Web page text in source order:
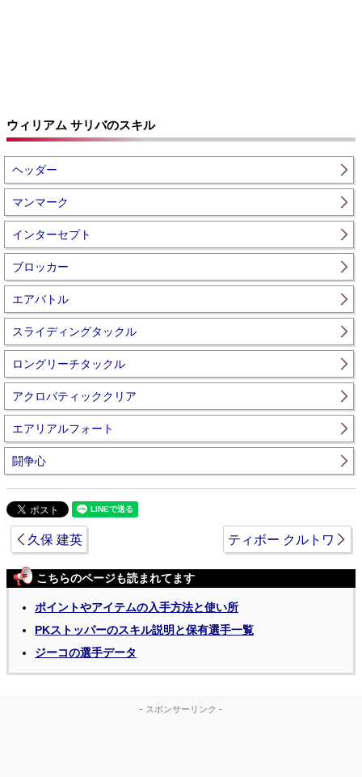
ウィリアム サリバのスキル
ヘッダー
マンマーク
インターセプト
ブロッカー
エアバトル
スライディングタックル
ロングリーチタックル
アクロバティッククリア
エアリアルフォート
闘争心
久保 建英 ティボー クルトワ
こちらのページも読まれてます
ポイントやアイテムの入手方法と使い所
PKストッパーのスキル説明と保有選手一覧
ジーコの選手データ
- スポンサーリンク -